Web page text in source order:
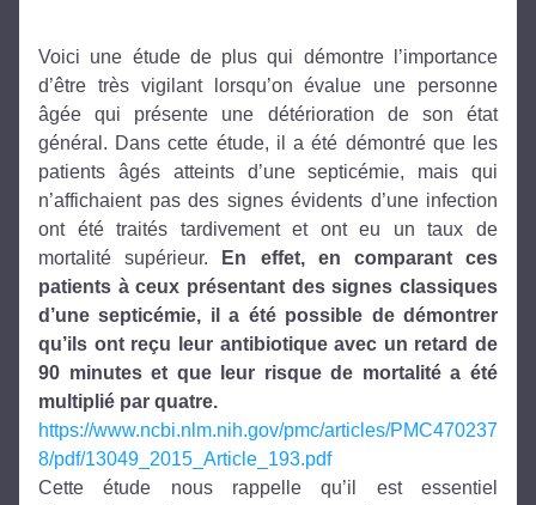
Voici une étude de plus qui démontre l’importance
d’être très vigilant lorsqu’on évalue une personne
âgée qui présente une détérioration de son état
général. Dans cette étude, il a été démontré que les
patients âgés atteints d’une septicémie, mais qui
n’affichaient pas des signes évidents d’une infection
ont été traités tardivement et ont eu un taux de
mortalité supérieur.
En effet, en comparant ces
patients à ceux présentant des signes classiques
d’une septicémie, il a été possible de démontrer
qu’ils ont reçu leur antibiotique avec un retard de
90 minutes et que leur risque de mortalité a été
multiplié par quatre.
https://www.ncbi.nlm.nih.gov/pmc/articles/PMC470237
8/pdf/13049_2015_Article_193.pdf
Cette étude nous rappelle qu’il est essentiel